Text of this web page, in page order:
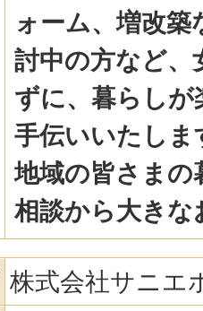
ォーム、増改
討中の方など、
ずに、暮らし
手伝いいたしま
地域の皆さま
相談から大きな
株式会社サニエ